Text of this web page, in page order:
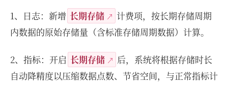
1、日志：新增 长期存储
计费项，按长期存储周期
内数据的原始存储量（含标准存储周期数据）计算。
2、指标：开启 长期存储
后，系统将根据存储时长
自动降精度以压缩数据点数、节省空间，与正常指标计